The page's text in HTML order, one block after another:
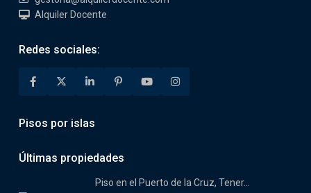
Alquiler Docente
Redes sociales:
Pisos por islas
Últimas propiedades
Piso en el Puerto de la Cruz, Tener...